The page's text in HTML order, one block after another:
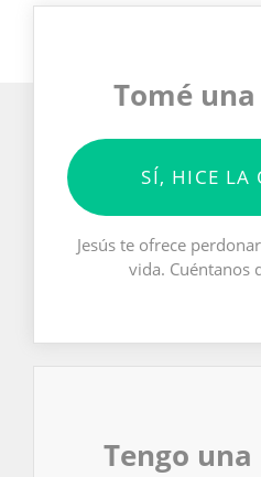
Tomé
SÍ, HICE LA
Jesús te ofrece
vida. Cuéntanos
Tengo